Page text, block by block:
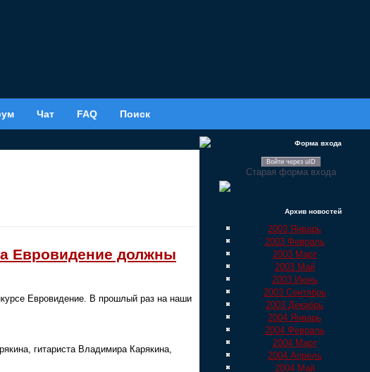
Чат FAQ Поиск
Евровидение должны
Евровидение. В прошлый раз на наши
гитариста Владимира Карякина,
Форма входа
Войти через uID
Старая форма входа
Архив новостей
2003 Январь
2003 Февраль
2003 Март
2003 Май
2003 Июнь
2003 Сентябрь
2003 Декабрь
2004 Январь
2004 Февраль
2004 Март
2004 Апрель
2004 Май